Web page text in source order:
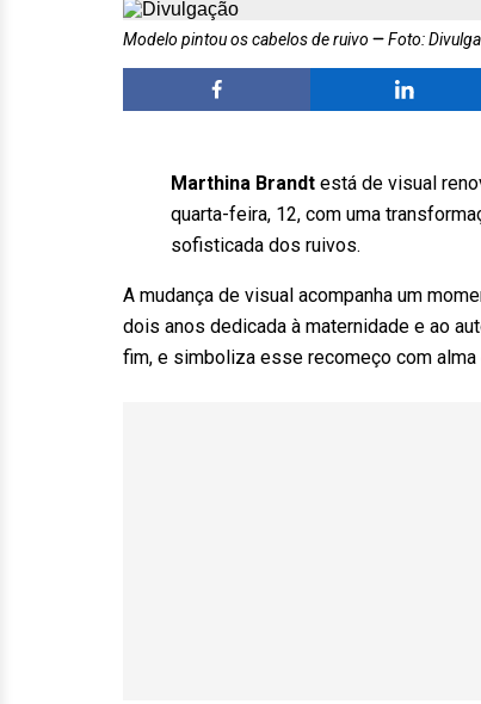
Modelo pintou os cabelos de ruivo Foto:
Marthina Brandt está de visual
quarta-feira, 12, com uma
sofisticada dos ruivos.
A mudança de visual acompanha um
dois anos dedicada à maternidade e ao
fim, e simboliza esse recomeço com alma